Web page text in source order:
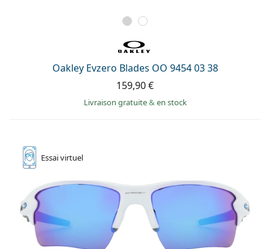
Oakley Evzero Blades OO 9454 03 38
159,90 €
Livraison gratuite& en stock
Essaivirtuel